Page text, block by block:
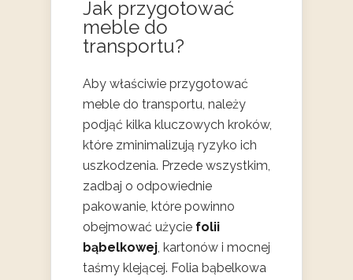
Jak przygotować
meble do
transportu?
Aby właściwie przygotować
meble do transportu, należy
podjąć kilka kluczowych kroków,
które zminimalizują ryzyko ich
uszkodzenia. Przede wszystkim,
zadbaj o odpowiednie
pakowanie, które powinno
obejmować użycie folii
bąbelkowej, kartonów i mocnej
taśmy klejącej. Folia bąbelkowa